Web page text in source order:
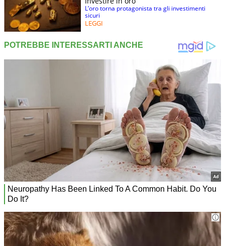
L’oro torna protagonista tra gli investimenti
sicuri
LEGGI